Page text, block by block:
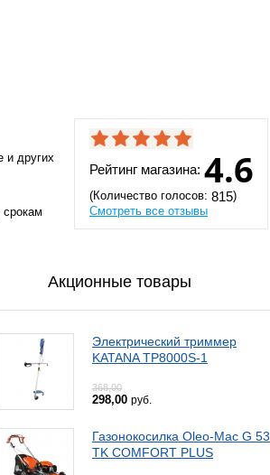
и других
Рейтинг магазина: 4.6
(Количество голосов: 815)
Смотреть все отзывы
Акционные товары
Электрический триммер
KATANA TP8000S-1
368,00
298,00 руб.
Газонокосилка Oleo-Mac G 53
TK COMFORT PLUS